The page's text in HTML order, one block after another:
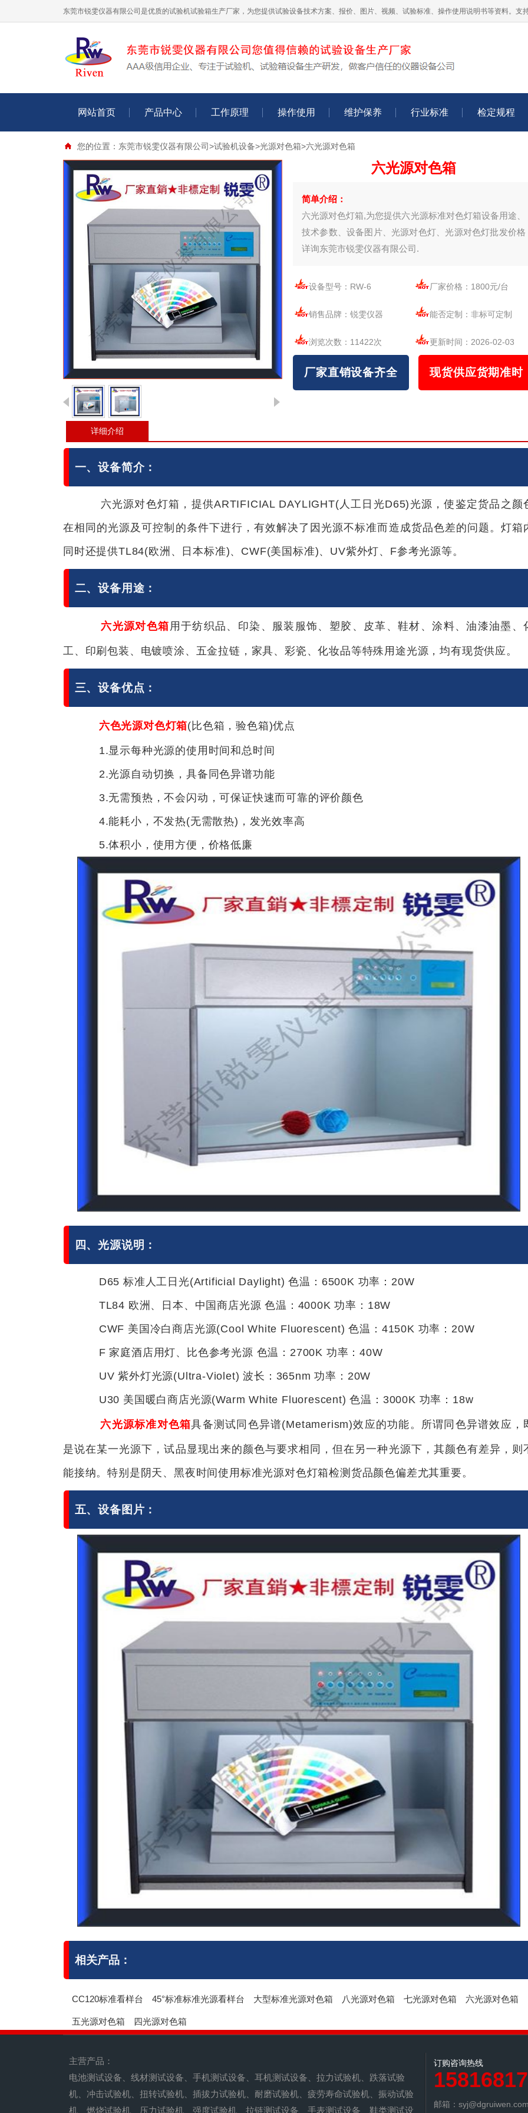
东莞市锐雯仪器有限公司是优质的试验机试验箱生产厂家，为您提供试验设备技术方案、报价、图片、视频、试验标准、操作使用说明书等资料。支
网站首页 产品中心 工作原理 操作使用 维护保养 行业标准 检定规程
您的位置： 东莞市锐雯仪器有限公司>试验机设备>光源对色箱>六光源对色箱
六光源对色箱
简单介绍：
六光源对色灯箱,为您提供六光源标准对色灯箱设备用途、
技术参数、设备图片、光源对色灯、光源对色灯批发价格
详询东莞市锐雯仪器有限公司.
设备型号： RW-6 厂家价格： 1800元/台
销售品牌： 锐雯仪器 能否定制： 非标可定制
浏览次数： 11422次 更新时间： 2026-02-03
厂家直销设备齐全 现货供应货期准时
详细介绍
一、设备简介：
六光源对色灯箱，提供ARTIFICIAL DAYLIGHT(人工日光D65)光源，使鉴定货品之颜
在相同的光源及可控制的条件下进行，有效解决了因光源不标准而造成货品色差的问题。灯箱
同时还提供TL84(欧洲、日本标准)、CWF(美国标准)、UV紫外灯、F参考光源等。
二、设备用途：
六光源对色箱用于纺织品、印染、服装服饰、塑胶、皮革、鞋材、涂料、油漆油墨、
工、印刷包装、电镀喷涂、五金拉链，家具、彩瓷、化妆品等特殊用途光源，均有现货供应。
三、设备优点：
六色光源对色灯箱(比色箱，验色箱)优点
1.显示每种光源的使用时间和总时间
2.光源自动切换，具备同色异谱功能
3.无需预热，不会闪动，可保证快速而可靠的评价颜色
4.能耗小，不发热(无需散热)，发光效率高
5.体积小，使用方便，价格低廉
四、光源说明：
D65 标准人工日光(Artificial Daylight) 色温：6500K 功率：20W
TL84 欧洲、日本、中国商店光源 色温：4000K 功率：18W
CWF 美国冷白商店光源(Cool White Fluorescent) 色温：4150K 功率：20W
F 家庭酒店用灯、比色参考光源 色温：2700K 功率：40W
UV 紫外灯光源(Ultra-Violet) 波长：365nm 功率：20W
U30 美国暖白商店光源(Warm White Fluorescent) 色温：3000K 功率：18w
六光源标准对色箱具备测试同色异谱(Metamerism)效应的功能。所谓同色异谱效应，
是说在某一光源下，试品显现出来的颜色与要求相同，但在另一种光源下，其颜色有差异，则
能接纳。特别是阴天、黑夜时间使用标准光源对色灯箱检测货品颜色偏差尤其重要。
五、设备图片：
相关产品：
CC120标准看样台 45°标准标准光源看样台 大型标准光源对色箱 八光源对色箱 七光源对色箱 六光源对色箱
五光源对色箱 四光源对色箱
主营产品：
电池测试设备、线材测试设备、手机测试设备、耳机测试设备、拉力试验机、跌落试验
机、冲击试验机、扭转试验机、插拔力试验机、耐磨试验机、疲劳寿命试验机、振动试验
机、燃烧试验机、压力试验机、强度试验机、拉链测试设备、手表测试设备、鞋类测试设
订购咨询热线
邮箱：